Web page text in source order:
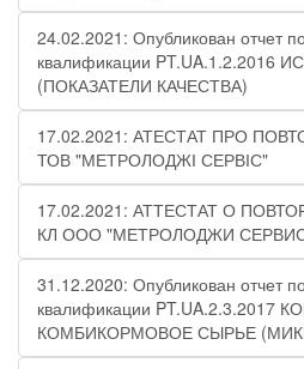
24.02.2021: Опубликован отчет
квалификации PT.UA.1.2.2016
(ПОКАЗАТЕЛИ КАЧЕСТВА)
17.02.2021: АТЕСТАТ ПРО
ТОВ "МЕТРОЛОДЖІ СЕРВІС"
17.02.2021: АТТЕСТАТ О
КЛ ООО "МЕТРОЛОДЖИ
31.12.2020: Опубликован отчет
квалификации
КОМБИКОРМОВОЕ СЫРЬЕ